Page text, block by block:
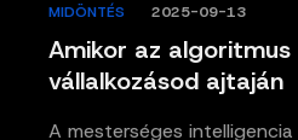
Amikor az
vállalkozásod ajtaján
MIDÖNTÉS 2025-09-13
A mesterséges